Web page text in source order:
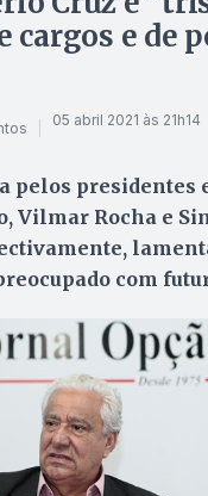
cargos e de
05 abril 2021 às 21h14
pelos presidentes
Vilmar Rocha e
com